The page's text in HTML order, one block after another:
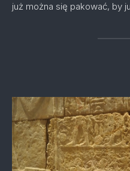
już można się pakować, by